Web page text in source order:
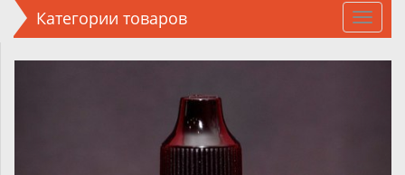
Категории товаров